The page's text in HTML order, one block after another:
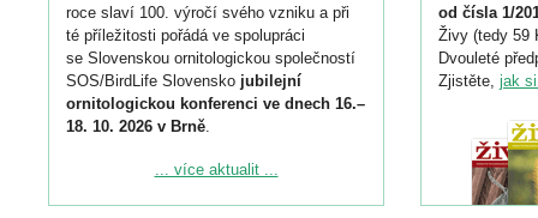
roce slaví 100. výročí svého vzniku a při
té příležitosti pořádá ve spolupráci
se Slovenskou ornitologickou společností
SOS/BirdLife Slovensko jubilejní
ornitologickou konferenci ve dnech 16.–
18. 10. 2026 v Brně.
Podrobnější informace ke konferenci
... více aktualit ...
od čísla 1/
Živy (tedy 59
Dvouleté
Zjistěte, jak